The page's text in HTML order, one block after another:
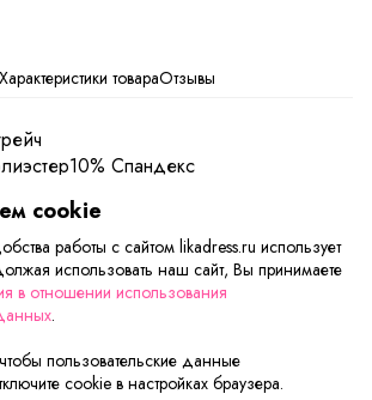
Характеристики товараОтзывы
Спандекс
позволяют дизайнерам создавать
вещи, как блуза«Веста».
на рукавах придают модели
и воздушности.
на сайте смотрят
cookie
работы с сайтом likadress.ru использует
использовать наш сайт, Вы принимаете
в отношении использования
.
пользовательские данные
cookie в настройках браузера.